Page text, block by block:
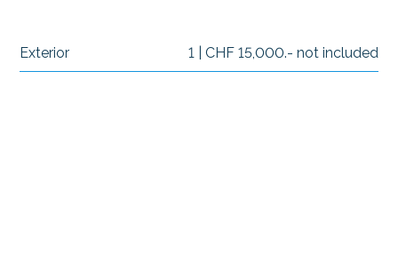
Exterior 1 | CHF 15,000.- not included